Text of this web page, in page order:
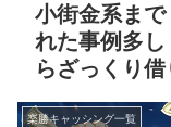
小街金系ま
れた事例多
らざっくり
楽勝キャッシング一覧